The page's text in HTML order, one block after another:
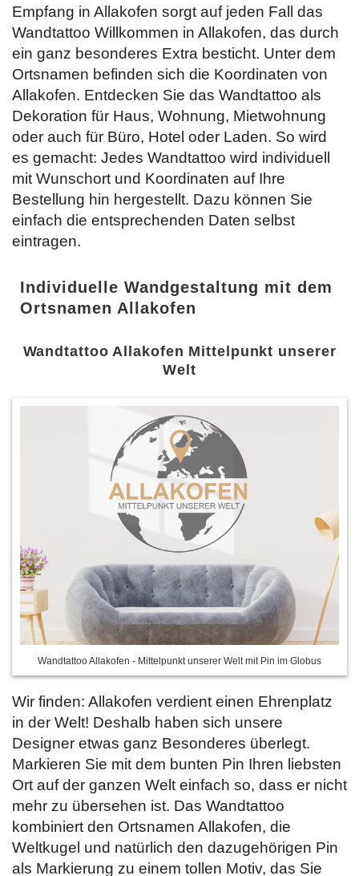
Empfang in Allakofen sorgt auf jeden Fall das
Wandtattoo Willkommen in Allakofen, das durch
ein ganz besonderes Extra besticht. Unter dem
Ortsnamen befinden sich die Koordinaten von
Allakofen. Entdecken Sie das Wandtattoo als
Dekoration für Haus, Wohnung, Mietwohnung
oder auch für Büro, Hotel oder Laden. So wird
es gemacht: Jedes Wandtattoo wird individuell
mit Wunschort und Koordinaten auf Ihre
Bestellung hin hergestellt. Dazu können Sie
einfach die entsprechenden Daten selbst
eintragen.
Individuelle Wandgestaltung mit dem
Ortsnamen Allakofen
Wandtattoo Allakofen Mittelpunkt unserer
Welt
Wandtattoo Allakofen - Mittelpunkt unserer Welt mit Pin im Globus
Wir finden: Allakofen verdient einen Ehrenplatz
in der Welt! Deshalb haben sich unsere
Designer etwas ganz Besonderes überlegt.
Markieren Sie mit dem bunten Pin Ihren liebsten
Ort auf der ganzen Welt einfach so, dass er nicht
mehr zu übersehen ist. Das Wandtattoo
kombiniert den Ortsnamen Allakofen, die
Weltkugel und natürlich den dazugehörigen Pin
als Markierung zu einem tollen Motiv, das Sie